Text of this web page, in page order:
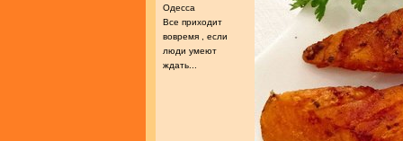
Одесса
Все приходит
вовремя , если
люди умеют
ждать...